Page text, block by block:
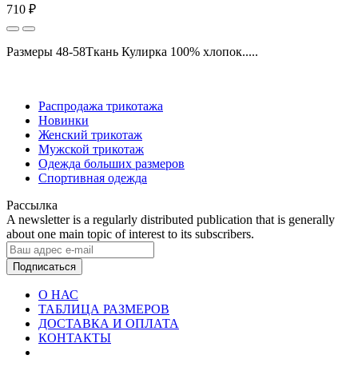
710 ₽
Размеры 48-58Ткань Кулирка 100% хлопок.....
Распродажа трикотажа
Новинки
Женский трикотаж
Мужской трикотаж
Одежда больших размеров
Спортивная одежда
Рассылка
A newsletter is a regularly distributed publication that is generally
about one main topic of interest to its subscribers.
Подписаться
О НАС
ТАБЛИЦА РАЗМЕРОВ
ДОСТАВКА И ОПЛАТА
КОНТАКТЫ